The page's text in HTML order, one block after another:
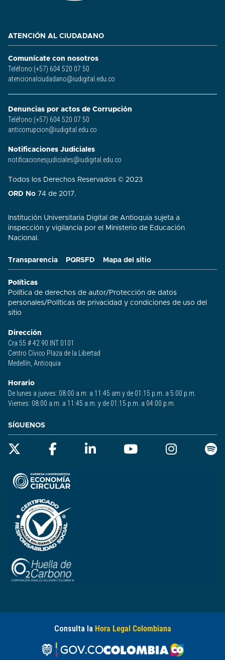
Transparencia PQRSFD Mapa del sitio
Políticas
Política de derechos de autor/ Protección de datos
personales/ Políticas de privacidad y condiciones de uso del
sitio​
Dirección
Cra 55 # 42 90 INT 0101
Centro Cívico Plaza de la Libertad
Medellín, Antioquia
Horario
De lunes a jueves: 08:00 a.m. a 11:45 am y de 01:15 p.m. a 5:00 p.m.
Viernes: 08:00 a.m. a 11:45 a.m. y de 01:15 p.m. a 04:00 p.m.
ATENCIÓN AL CIUDADANO
Comunícate con nosotros
Teléfono:(+57) 604 520 07 50
atencionalciudadano@iudigital.edu.co
Denuncias por actos de Corrupción
Teléfono:(+57) 604 520 07 50
anticorrupcion@iudigital.edu.co
Notificaciones Judiciales
notificacionesjudiciales@iudigital.edu.co
Todos los Derechos Reservados © 2023
ORD No 74 de 2017.
Institución Universitaria Digital de Antioquia sujeta a
inspección y vigilancia por el Ministerio de Educación
Nacional.
SÍGUENOS
Consulta la Hora Legal Colombiana